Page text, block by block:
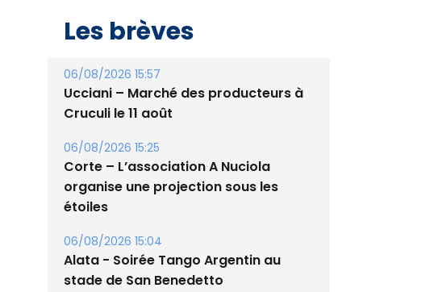
Les brèves
06/08/2026 15:57
Ucciani – Marché des producteurs à
Cruculi le 11 août
06/08/2026 15:25
Corte – L’association A Nuciola
organise une projection sous les
étoiles
06/08/2026 15:04
Alata - Soirée Tango Argentin au
stade de San Benedetto